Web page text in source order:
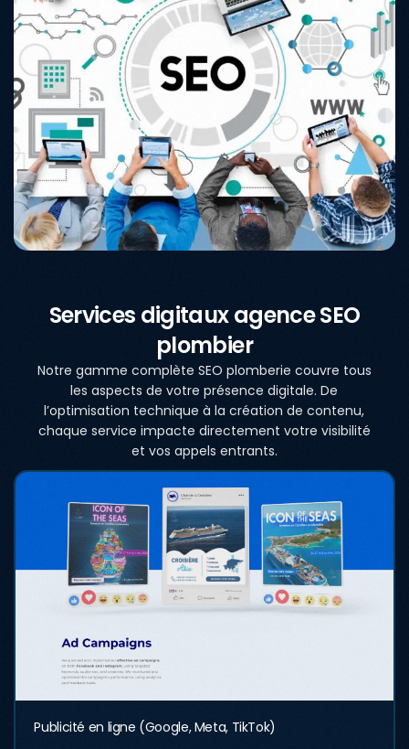
Services digitaux agence SEO
plombier
Notre gamme complète SEO plomberie couvre tous
les aspects de votre présence digitale. De
l’optimisation technique à la création de contenu,
chaque service impacte directement votre visibilité
et vos appels entrants.
Publicité en ligne (Google, Meta, TikTok)